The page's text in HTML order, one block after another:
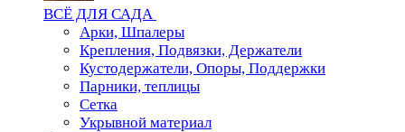
ВСЁ ДЛЯ САДА
Арки, Шпалеры
Крепления, Подвязки, Держатели
Кустодержатели, Опоры, Поддержки
Парники, теплицы
Сетка
Укрывной материал